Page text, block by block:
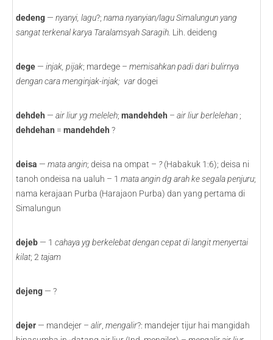
dedeng — nyanyi, lagu?; nama nyanyian/lagu Simalungun yang
sangat terkenal karya Taralamsyah Saragih. Lih. deideng
dege — injak, pijak; mardege – memisahkan padi dari bulirnya
dengan cara menginjak-injak; vardogei
dehdeh — air liur yg meleleh; mandehdeh – air liur berlelehan ;
dehdehan = mandehdeh ?
deisa — mata angin; deisa na ompat – ?(Habakuk 1:6); deisa ni
tanoh ondeisa na ualuh – 1 mata angin dg arah ke segala penjuru;
nama kerajaan Purba (Harajaon Purba) dan yang pertama di
Simalungun
dejeb — 1 cahaya yg berkelebat dengan cepat di langit menyertai
kilat; 2 tajam
dejeng — ?
dejer — mandejer – alir mengalir?: mandejer tijur hai mangidah